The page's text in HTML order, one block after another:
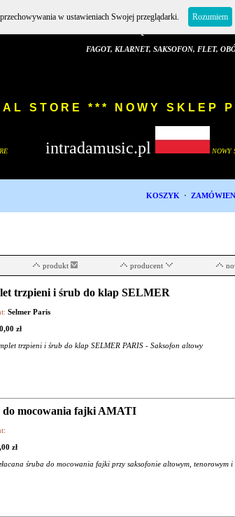
DĘTE DREWNIANE
FAGOT, KLARNET, SAKSOFON, FLET,
STORE *** NOWY
intradamusic.pl NOWY
KOSZYK ·
produkt producent
trzpieni i śrub do klap SELMER
Selmer Paris
zł
trzpieni i śrub do klap SELMER PARIS - Saksofon altowy
do mocowania fajki AMATI
zł
śruba do mocowania fajki przy saksofonie altowym, tenorowym
w ustawieniach Swojej przeglądarki. Rozumiem